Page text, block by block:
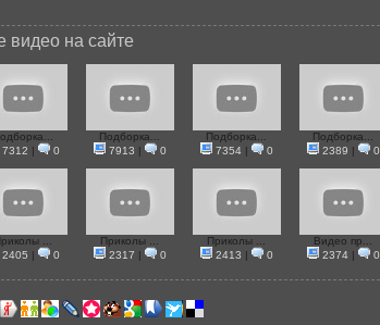
видео на сайте
7312 | 0
Подборка...
7913 | 0
Подборка...
7354| 0
Подборка...
2389 | 0
...
2405 | 0
Приколы ...
2317 | 0
Приколы ...
2413 | 0
Видео пр...
2374| 0